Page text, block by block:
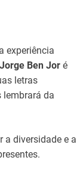
experiência
Jorge Ben Jor é
letras
lembrará da
a diversidade e a